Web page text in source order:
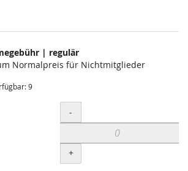
| regulär
Normalpreis für Nichtmitglieder
9
Menge
-
+